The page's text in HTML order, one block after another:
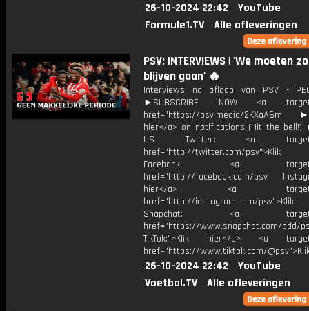
26-10-2024 22:42
YouTube
Formule1.TV
Alle afleveringen
PSV: INTERVIEWS | 'We moeten
blijven gaan' 🔥
Interviews na afloop van PSV -
►SUBSCRIBE NOW <a
href="https://psv.media/2KXaA6m
hier</a> on notifications (Hit the bell!)
US Twitter: <a
href="http://twitter.com/psv">Klik
Facebook: <a
href="http://facebook.com/psv
hier</a> <a
href="http://instagram.com/
Snapchat: <a
href="https://www.snapchat.com/add/
TikTok:">Klik hier</a> <a
href="https://www.tiktok.com/
26-10-2024 22:42
YouTube
Voetbal.TV
Alle afleveringen